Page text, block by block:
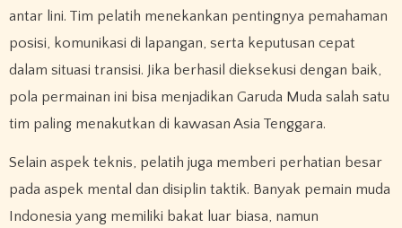
antar lini. Tim pelatih menekankan pentingnya pemahaman
posisi, komunikasi di lapangan, serta keputusan cepat
dalam situasi transisi. Jika berhasil dieksekusi dengan baik,
pola permainan ini bisa menjadikan Garuda Muda salah satu
tim paling menakutkan di kawasan Asia Tenggara.
Selain aspek teknis, pelatih juga memberi perhatian besar
pada aspek mental dan disiplin taktik. Banyak pemain muda
Indonesia yang memiliki bakat luar biasa, namun